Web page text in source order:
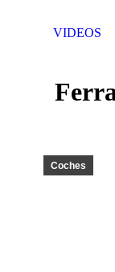
VIDEOS
window
page
window
Coches